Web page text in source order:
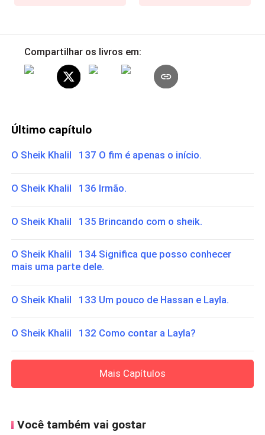
Compartilhar os livros em:
Último capítulo
O Sheik Khalil 137 O fim é apenas o início.
O Sheik Khalil 136 Irmão.
O Sheik Khalil 135 Brincando com o sheik.
O Sheik Khalil 134 Significa que posso conhecer
mais uma parte dele.
O Sheik Khalil 133 Um pouco de Hassan e Layla.
O Sheik Khalil 132 Como contar a Layla?
Mais Capítulos
Você também vai gostar